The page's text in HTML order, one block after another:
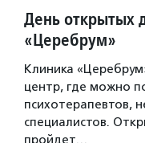
День открытых
«Церебрум»
Клиника
центр, где можно
психотерапевтов,
специалистов.
пройдет…